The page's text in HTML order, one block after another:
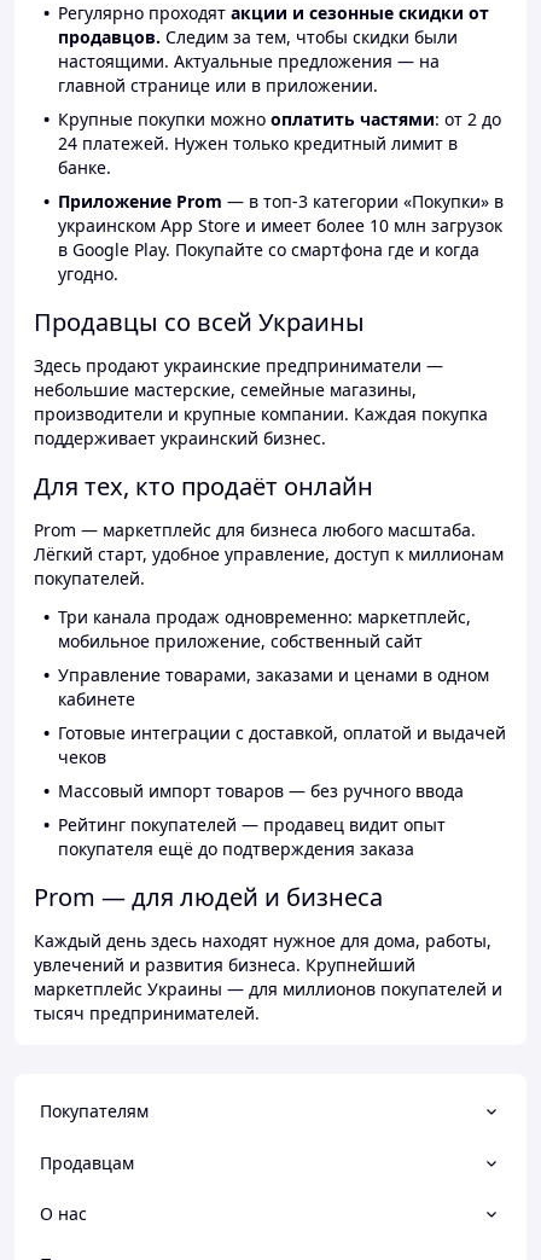
Регулярно проходят акции и сезонные скидки от
продавцов. Следим за тем, чтобы скидки были
настоящими. Актуальные предложения — на
главной странице или в приложении.
Крупные покупки можно оплатить частями: от 2 до
24 платежей. Нужен только кредитный лимит в
банке.
Приложение Prom — в топ-3 категории «Покупки» в
украинском App Store и имеет более 10 млн загрузок
в Google Play. Покупайте со смартфона где и когда
угодно.
Продавцы со всей Украины
Здесь продают украинские предприниматели —
небольшие мастерские, семейные магазины,
производители и крупные компании. Каждая покупка
поддерживает украинский бизнес.
Для тех, кто продаёт онлайн
Prom — маркетплейс для бизнеса любого масштаба.
Лёгкий старт, удобное управление, доступ к миллионам
покупателей.
Три канала продаж одновременно: маркетплейс,
мобильное приложение, собственный сайт
Управление товарами, заказами и ценами в одном
кабинете
Готовые интеграции с доставкой, оплатой и выдачей
чеков
Массовый импорт товаров — без ручного ввода
Рейтинг покупателей — продавец видит опыт
покупателя ещё до подтверждения заказа
Prom — для людей и бизнеса
Каждый день здесь находят нужное для дома, работы,
увлечений и развития бизнеса. Крупнейший
маркетплейс Украины — для миллионов покупателей и
тысяч предпринимателей.
Покупателям
Продавцам
О нас